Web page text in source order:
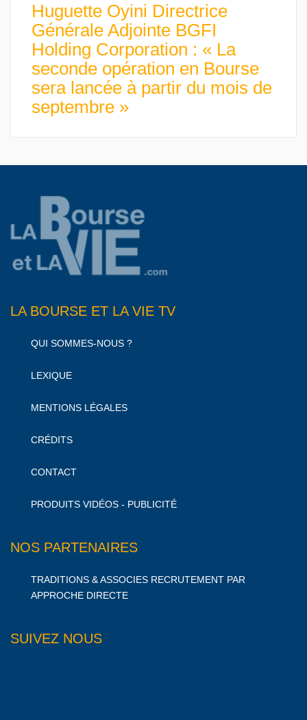
Huguette Oyini Directrice
Générale Adjointe BGFI
Holding Corporation : « La
seconde opération en Bourse
sera lancée à partir du mois de
septembre »
LA BOURSE ET LA VIE TV
QUI SOMMES-NOUS ?
LEXIQUE
MENTIONS LÉGALES
CRÉDITS
CONTACT
PRODUITS VIDÉOS - PUBLICITÉ
NOS PARTENAIRES
TRADITIONS & ASSOCIES RECRUTEMENT PAR
APPROCHE DIRECTE
SUIVEZ NOUS